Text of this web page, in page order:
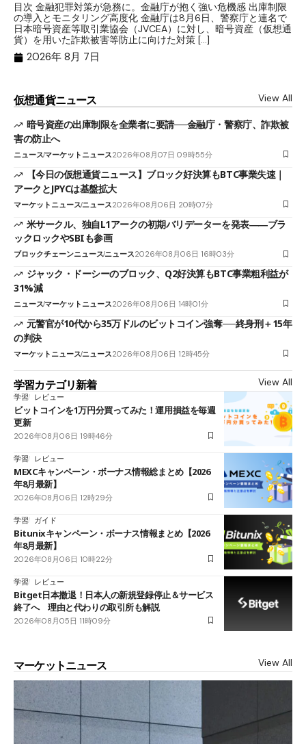
目次 金融犯罪対策が急務に。金融庁が抱く強い危機感 出庫制限
の導入とモニタリング高度化 金融庁は8月6日、警察庁と連名で
日本暗号資産等取引業協会（JVCEA）に対し、暗号資産（仮想通
貨）を用いた詐欺被害等防止に向けた対策 […]
2026年 8月 7日
仮想通貨ニュース View All
暗号資産の出庫制限を全業者に要請──金融庁・警察庁、詐欺被
害の防止へ
ニュースマーケットニュース2026年08月07日 09時55分
【今日の仮想通貨ニュース】ブロック好決算もBTC事業失速｜
アークとJPYCは基盤拡大
マーケットニュースニュース2026年08月06日 20時07分
米サークル、独自L1アークの初期バリデーターを発表――ブラ
ックロックやSBIも参画
ブロックチェーンニュースニュース2026年08月06日 16時03分
ジャック・ドーシーのブロック、Q2好決算もBTC事業粗利益が
31%減
ニュースマーケットニュース2026年08月06日 14時01分
元警官が10代から35万ドルのビットコイン強奪──終身刑＋15年
の判決
マーケットニュースニュース2026年08月06日 12時45分
学習カテゴリ新着 View All
学習 レビュー
ビットコインを1万円分買ってみた！運用損益を毎週
更新
2026年08月06日 19時46分
学習 レビュー
MEXCキャンペーン・ボーナス情報総まとめ【2026
年8月最新】
2026年08月06日 12時29分
学習 ガイド
Bitunixキャンペーン・ボーナス情報まとめ【2026
年8月最新】
2026年08月06日 10時22分
学習 レビュー
Bitget日本撤退！日本人の新規登録停止＆サービス
終了へ 理由と代わりの取引所も解説
2026年08月05日 11時09分
マーケットニュース View All